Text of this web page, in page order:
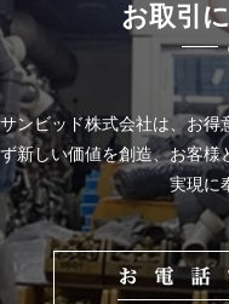
お取引
サンビッド株式会社は、お得
ず新しい価値を創造、お客様
実現に